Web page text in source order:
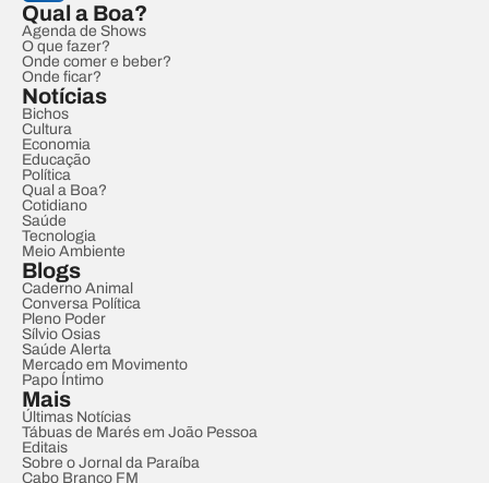
Qual a Boa?
Agenda de Shows
O que fazer?
Onde comer e beber?
Onde ficar?
Notícias
Bichos
Cultura
Economia
Educação
Política
Qual a Boa?
Cotidiano
Saúde
Tecnologia
Meio Ambiente
Blogs
Caderno Animal
Conversa Política
Pleno Poder
Sílvio Osias
Saúde Alerta
Mercado em Movimento
Papo Íntimo
Mais
Últimas Notícias
Tábuas de Marés em João Pessoa
Editais
Sobre o Jornal da Paraíba
Cabo Branco FM